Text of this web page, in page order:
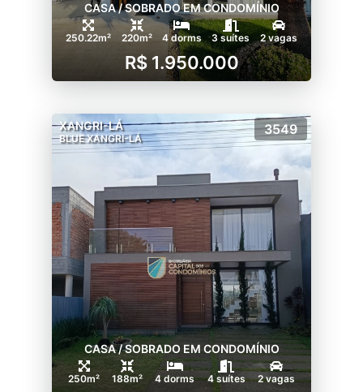
CASA / SOBRADO EM CONDOMÍNIO
250.22m² 220m² 4 dorms 3 suítes 2 vagas
R$ 1.950.000
XANGRI-LÁ
BLUE XANGRI-LÁ
3549
CASA / SOBRADO EM CONDOMÍNIO
250m² 188m² 4 dorms 4 suítes 2 vagas